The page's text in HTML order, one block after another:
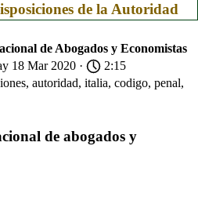
de la Autoridad
de Abogados y Economistas
18 Mar 2020 ·
2:15
, autoridad, italia, codigo, penal,
de abogados y